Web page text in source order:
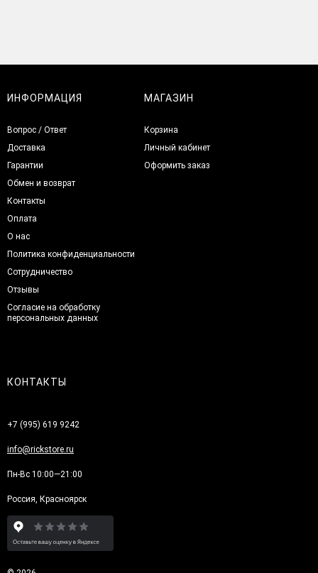
ИНФОРМАЦИЯ
Вопрос / Ответ
Доставка
Гарантии
Обмен и возврат
Контакты
Оплата
О нас
Политика конфиденциальности
Сотрудничество
Отзывы
Согласие на обработку
персональных данных
МАГАЗИН
Корзина
Личный кабинет
Оформить заказ
КОНТАКТЫ
+7 (995) 619 9242
info@rickstore.ru
Пн-Вс 10:00—21:00
Россия, Красноярск